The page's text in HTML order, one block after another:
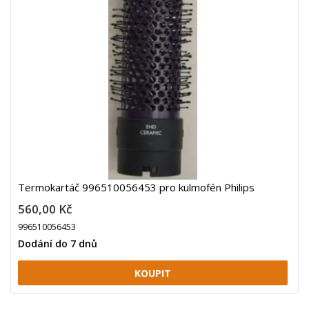
Termokartáč 996510056453 pro kulmofén Philips
560,00 Kč
996510056453
Dodání do 7 dnů